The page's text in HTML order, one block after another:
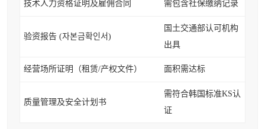
技术人力资格证明及雇佣合同 需包含社保缴纳记录
验资报告 (자본금확인서)
国土交通部认可机构
出具
经营场所证明（租赁/产权文件） 面积需达标
质量管理及安全计划书
需符合韩国标准KS认
证